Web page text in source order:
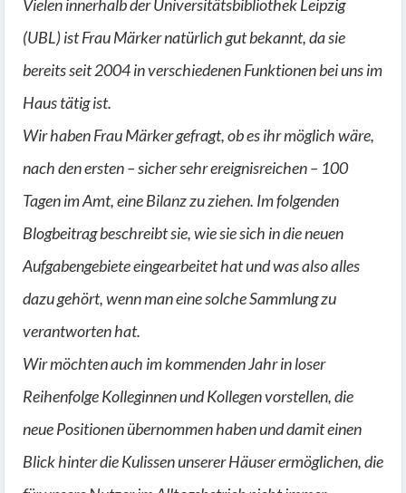
Vielen innerhalb der Universitätsbibliothek Leipzig
(UBL) ist Frau Märker natürlich gut bekannt, da sie
bereits seit 2004 in verschiedenen Funktionen bei uns im
Haus tätig ist.
Wir haben Frau Märker gefragt, ob es ihr möglich wäre,
nach den ersten – sicher sehr ereignisreichen – 100
Tagen im Amt, eine Bilanz zu ziehen. Im folgenden
Blogbeitrag beschreibt sie, wie sie sich in die neuen
Aufgabengebiete eingearbeitet hat und was also alles
dazu gehört, wenn man eine solche Sammlung zu
verantworten hat.
Wir möchten auch im kommenden Jahr in loser
Reihenfolge Kolleginnen und Kollegen vorstellen, die
neue Positionen übernommen haben und damit einen
Blick hinter die Kulissen unserer Häuser ermöglichen, die